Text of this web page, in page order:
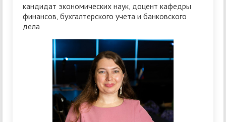
кандидат экономических наук, доцент кафедры
финансов, бухгалтерского учета и банковского
дела